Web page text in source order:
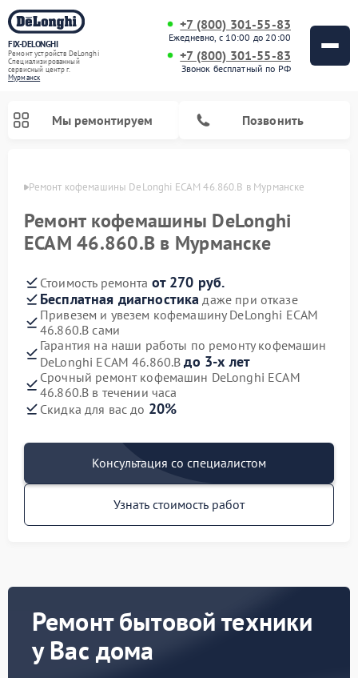
FIX-DELONGHI
Ремонт устройств DeLonghi
Специализированный
cервисный центр г.
Мурманск
+7 (800) 301-55-83
Ежедневно, с 10:00 до 20:00
+7 (800) 301-55-83
Звонок бесплатный по РФ
Мы ремонтируем Позвонить
Ремонт кофемашины DeLonghi ECAM 46.860.B в Мурманске
Ремонт кофемашины DeLonghi
ECAM 46.860.B в Мурманске
Стоимость ремонта от 270 руб.
Бесплатная диагностика даже при отказе
Привезем и увезем кофемашину DeLonghi ECAM
46.860.B сами
Гарантия на наши работы по ремонту кофемашин
DeLonghi ECAM 46.860.Bдо 3-х лет
Срочный ремонт кофемашин DeLonghi ECAM
46.860.B в течении часа
Скидка для вас до 20%
Консультация со специалистом
Узнать стоимость работ
Ремонт бытовой техники
у Вас дома